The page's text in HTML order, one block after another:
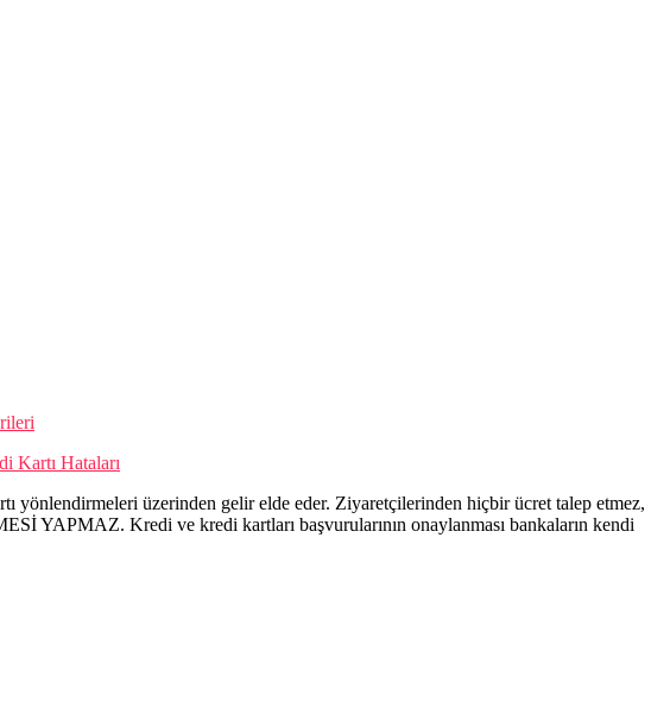
Kartı Hataları
üzerinden gelir elde eder. Ziyaretçilerinden hiçbir ücret talep etmez,
Kredi ve kredi kartları başvurularının onaylanması bankaların kendi